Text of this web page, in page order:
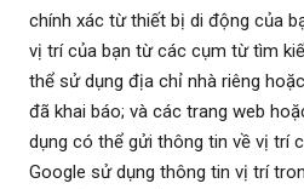
chính xác từ thiết bị di động của
vị trí của bạn từ các cụm từ tìm
thể sử dụng địa chỉ nhà riêng
đã khai báo; và các trang web
dụng có thể gửi thông tin về vị trí
Google sử dụng thông tin vị trí